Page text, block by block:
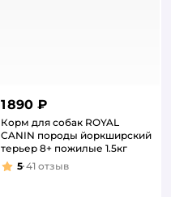
1 890 ₽
Корм для собак ROYAL
CANIN породы йоркширский
терьер 8+ пожилые 1.5кг
Рейтинг:
5 41 отзыв